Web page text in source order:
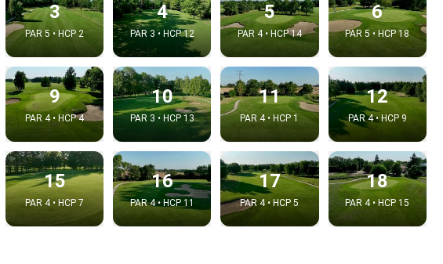
3
PAR 5 • HCP 2
4
PAR 3 • HCP 12
5
PAR 4 • HCP 14
6
PAR 5 • HCP 18
9
PAR 4 • HCP 4
10
PAR 3 • HCP 13
11
PAR 4 • HCP 1
12
PAR 4 • HCP 9
15
PAR 4 • HCP 7
16
PAR 4 • HCP 11
17
PAR 4 • HCP 5
18
PAR 4 • HCP 15
Copier dans le
Embed code